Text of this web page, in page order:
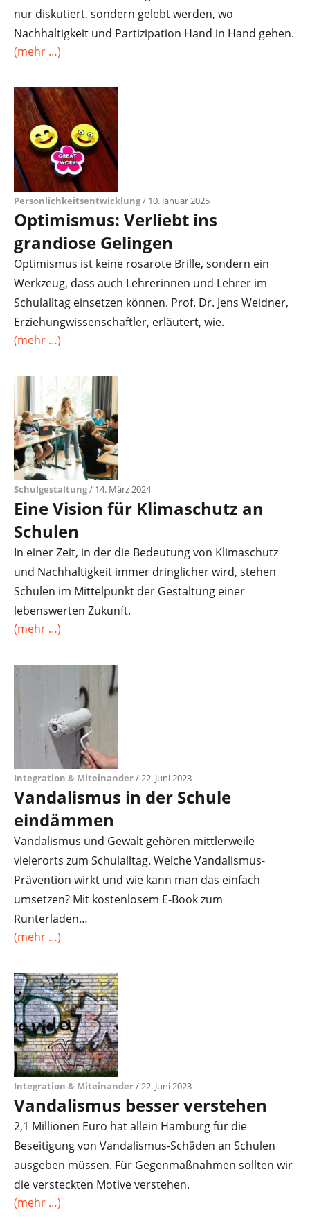
nur diskutiert, sondern gelebt werden, wo
Nachhaltigkeit und Partizipation Hand in Hand gehen.
(mehr …)
Persönlichkeitsentwicklung/ 10. Januar 2025
Optimismus: Verliebt ins
grandiose Gelingen
Optimismus ist keine rosarote Brille, sondern ein
Werkzeug, dass auch Lehrerinnen und Lehrer im
Schulalltag einsetzen können. Prof. Dr. Jens Weidner,
Erziehungwissenschaftler, erläutert, wie.
(mehr …)
Schulgestaltung/ 14. März 2024
Eine Vision für Klimaschutz an
Schulen
In einer Zeit, in der die Bedeutung von Klimaschutz
und Nachhaltigkeit immer dringlicher wird, stehen
Schulen im Mittelpunkt der Gestaltung einer
lebenswerten Zukunft.
(mehr …)
Integration & Miteinander/ 22. Juni 2023
Vandalismus in der Schule
eindämmen
Vandalismus und Gewalt gehören mittlerweile
vielerorts zum Schulalltag. Welche Vandalismus-
Prävention wirkt und wie kann man das einfach
umsetzen? Mit kostenlosem E-Book zum
Runterladen…
(mehr …)
Integration & Miteinander/ 22. Juni 2023
Vandalismus besser verstehen
2,1 Millionen Euro hat allein Hamburg für die
Beseitigung von Vandalismus-Schäden an Schulen
ausgeben müssen. Für Gegenmaßnahmen sollten wir
die versteckten Motive verstehen.
(mehr …)